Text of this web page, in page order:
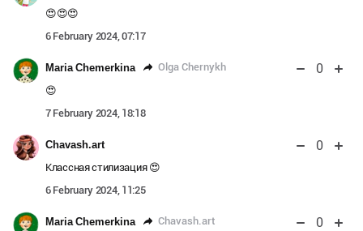
😍😍😍
6 February 2024, 07:17
Maria Chemerkina Olga Chernykh 0
😍
7 February 2024, 18:18
Chavash.art 0
Классная стилизация 😍
6 February 2024, 11:25
Maria Chemerkina Chavash.art 0